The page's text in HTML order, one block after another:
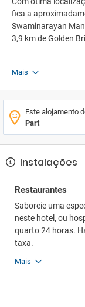
fica a
Swaminarayan
3,9 km de Golden
Mais
Este alojamento
Part
Instalações
Restaurantes
Saboreie uma
neste hotel, ou
quarto 24 horas.
taxa.
Mais